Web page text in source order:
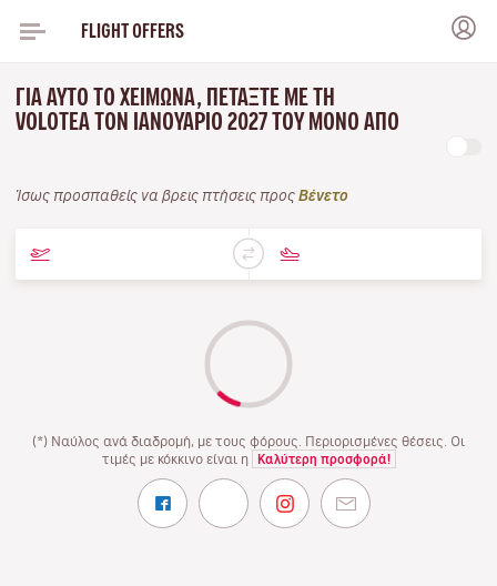
FLIGHT OFFERS
ΓΙΑ ΑΥΤΌ ΤΟ ΧΕΙΜΏΝΑ, ΠΕΤΆΞΤΕ ΜΕ ΤΗ
VOLOTEA ΤΟΝ ΙΑΝΟΥΆΡΙΟ 2027 ΤΟΥ ΜΌΝΟ ΑΠΌ
Ίσως προσπαθείς να βρεις πτήσεις προς Βένετο
(*) Ναύλος ανά διαδρομή, με τους φόρους. Περιορισμένες θέσεις. Οι
τιμές με κόκκινο είναι η
Καλύτερη προσφορά!